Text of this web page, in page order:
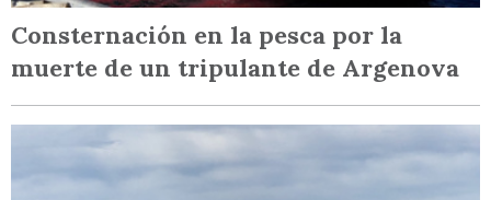
Consternación en la pesca por la
muerte de un tripulante de Argenova